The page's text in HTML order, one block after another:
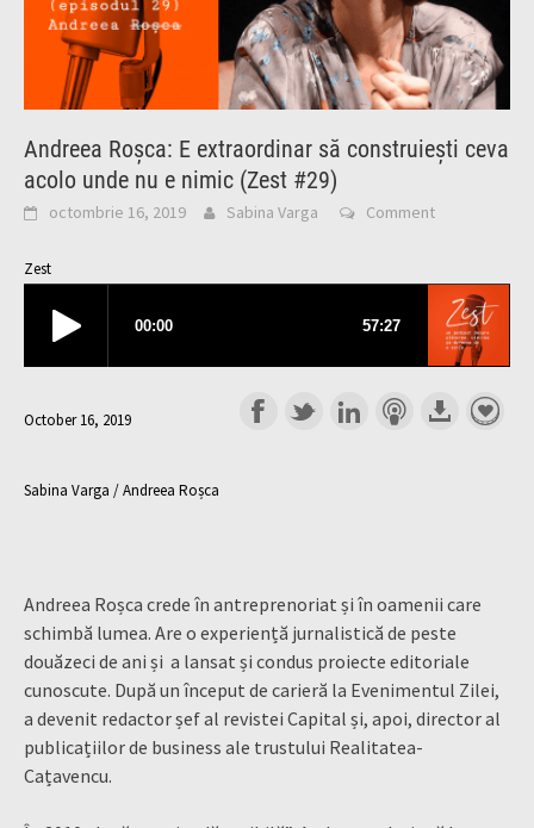
Andreea Roșca: E extraordinar să construiești ceva
acolo unde nu e nimic (Zest #29)
octombrie 16, 2019 Sabina Varga Comment
Zest
October 16, 2019
Sabina Varga / Andreea Roșca
Andreea Roșca crede în antreprenoriat și în oamenii care
schimbă lumea. Are o experiență jurnalistică de peste
douăzeci de ani și a lansat și condus proiecte editoriale
cunoscute. După un început de carieră la Evenimentul Zilei,
a devenit redactor șef al revistei Capital și, apoi, director al
publicațiilor de business ale trustului Realitatea-
Cațavencu.